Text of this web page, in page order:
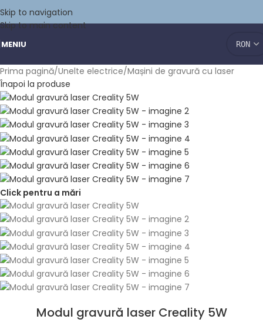
Skip to navigation
Skip to main content
MENIU
Prima pagină/Unelte electrice/Mașini de gravură cu laser
Înapoi la produse
Click pentru a mări
Modul gravură laser Creality 5W